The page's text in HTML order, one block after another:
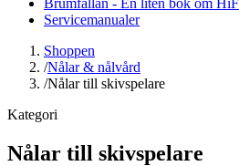
Servicemanualer
Shoppen
/Nålar & nålvård
/Nålar till skivspelare
Kategori
Nålar till skivspelare